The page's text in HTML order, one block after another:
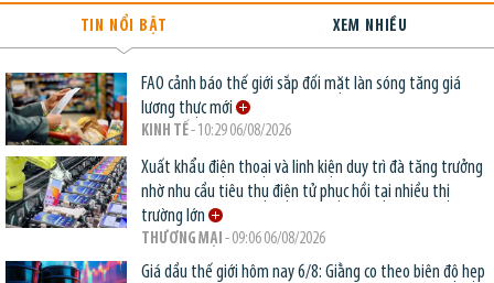
TIN NỔI BẬT XEM NHIỀU
FAO cảnh báo thế giới sắp đối mặt làn sóng tăng giá
lương thực mới
KINH TẾ- 10:29 06/08/2026
Xuất khẩu điện thoại và linh kiện duy trì đà tăng trưởng
nhờ nhu cầu tiêu thụ điện tử phục hồi tại nhiều thị
trường lớn
THƯƠNG MẠI - 09:06 06/08/2026
Giá dầu thế giới hôm nay 6/8: Giằng co theo biên độ hẹp